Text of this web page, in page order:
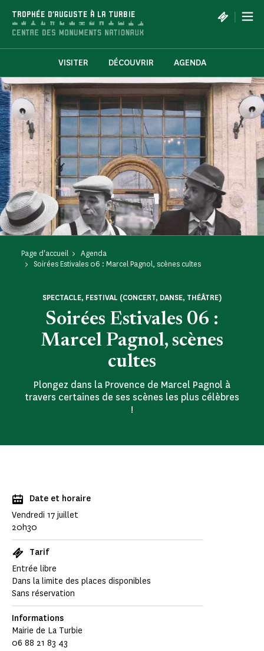
TROPHÉE D'AUGUSTE À LA TURBIE |
VISITER DÉCOUVRIR AGENDA
Page d'accueil
Agenda
Soirées Estivales 06 : Marcel Pagnol, scènes cultes
Soirées Estivales 06 :
Marcel Pagnol, scènes
cultes
SPECTACLE, FESTIVAL (CONCERT, DANSE, THÉÂTRE)
Plongez dans la Provence de Marcel Pagnol à
travers certaines de ses scènes les plus célèbres
!
Date et horaire
Vendredi 17 juillet
20h30
Tarif
Entrée libre
Dans la limite des places disponibles
Sans réservation
Informations
Mairie de La Turbie
06 88 21 83 43